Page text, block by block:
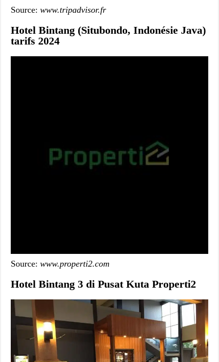
Source:www.tripadvisor.fr
Hotel Bintang (Situbondo, Indonésie Java)
tarifs 2024
Source:www.properti2.com
Hotel Bintang 3 di Pusat Kuta Properti2